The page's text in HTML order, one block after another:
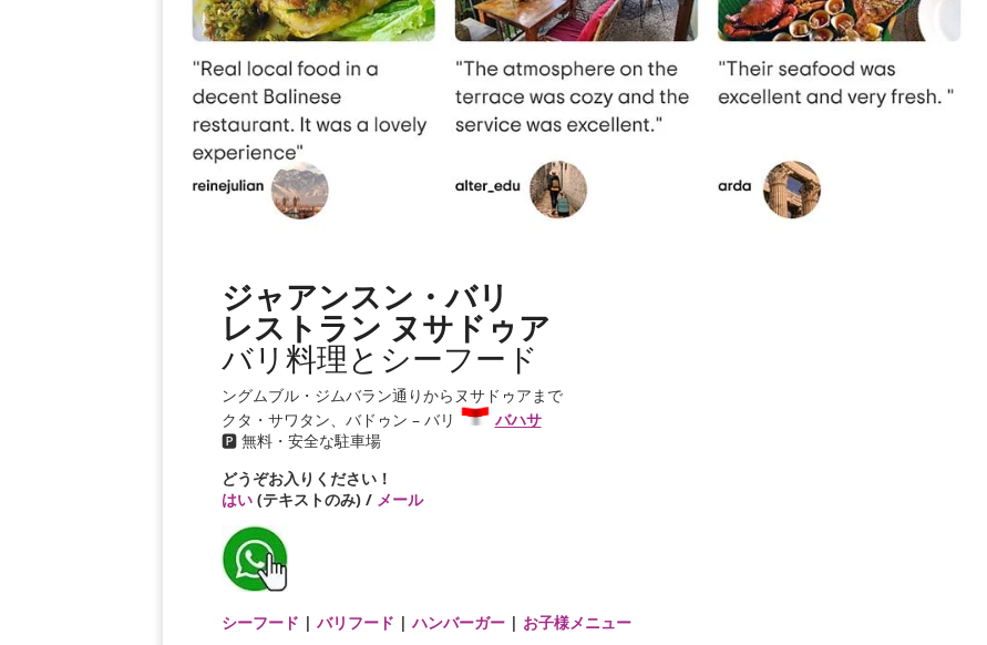
ジャアンスン・バリ
レストラン ヌサドゥア
バリ料理とシーフード
ングムブル・ジムバラン通りからヌサドゥアまで
クタ・サワタン、バドゥン – バリ
バハサ
🅿️ 無料・安全な駐車場
どうぞお入りください！
はい(テキストのみ) / メール
シーフード | バリフード |ハンバーガー| お子様メニュー